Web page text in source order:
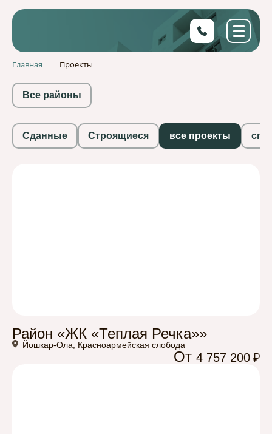
Главная Проекты
Сданные Строящиеся все проекты
Все районы
Район «ЖК «Теплая Речка»»
От 4 757 200
Йошкар-Ола, Красноармейская слобода